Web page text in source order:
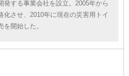
発する事業会社を設立。2005年から
化させ、2010年に現在の災害用トイ
開始した。